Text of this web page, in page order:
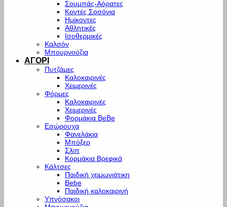
Σουμπάς-Αόρατες
Κοντές Σοσόνια
Ημίκοντες
Αθλητικές
Ισοθερμικές
Καλσόν
Μπουρνούζια
ΑΓΟΡΙ
Πυτζάμες
Καλοκαιρινές
Χειμερινές
Φόρμες
Καλοκαιρινές
Χειμερινές
Φορμάκια BeBe
Εσώρουχα
Φανελάκια
Μπόξερ
Σλιπ
Κορμάκια Βρεφικά
Κάλτσες
Παιδική χειμωνιάτικη
Bebe
Παιδική καλοκαιρινή
Υπνόσακοι